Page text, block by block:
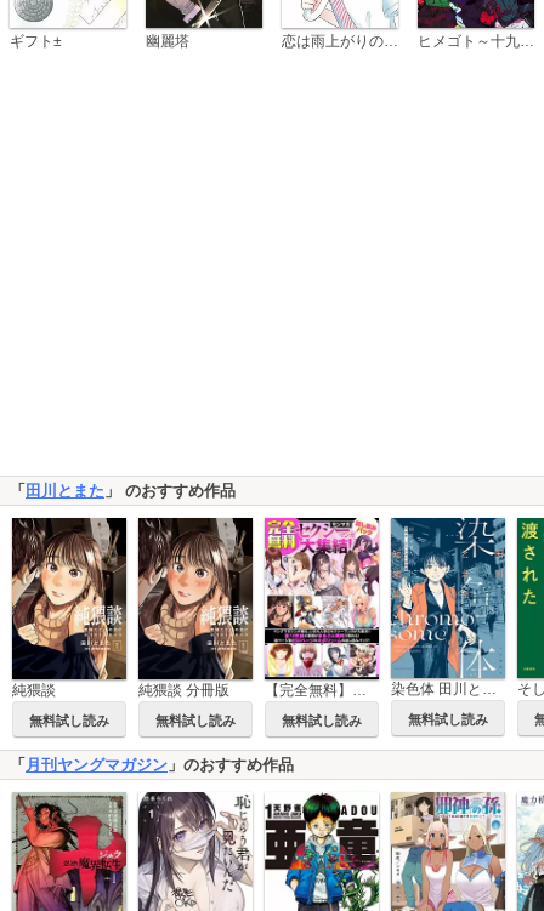
ギフト± 幽麗塔 ヒメゴト～十九歳の制服～
「田川とまた 」 のおすすめ作品
純猥談
無料試し読み
純猥談 分冊版
無料試し読み
【完全無料】ヤンマガセクシーマンガ大集結！ 試し読みパック
無料試し読み
染色体 田川とまた短編集
無料試し読み
「 月刊ヤングマガジン 」のおすすめ作品